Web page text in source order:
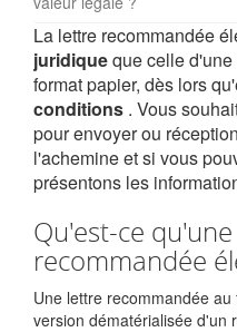
La lettre recommandée
juridiqueque celle
format papier, dès lors
conditions . Vous
pour envoyer ou
l'achemine et si vous
présentons les
Qu'est-ce
recommandée
Une lettre recommandée
version dématérialisée d'un